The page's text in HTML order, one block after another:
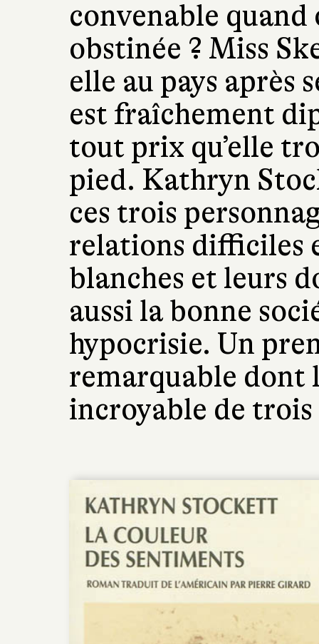
convenable quand
obstinée ? Miss
elle au pays après
est fraîchement
tout prix qu’elle
pied. Kathryn
ces trois
relations difficiles
blanches et leurs
aussi la bonne
hypocrisie. Un
remarquable dont
incroyable de